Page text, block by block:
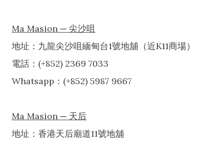
Ma Masion ─ 尖沙咀
地址：九龍尖沙咀緬甸台1號地舖（近K11商場）
電話：(+852) 2369 7033
Whatsapp：(+852) 5987 9667
Ma Masion ─ 天后
地址：香港天后廟道11號地舖